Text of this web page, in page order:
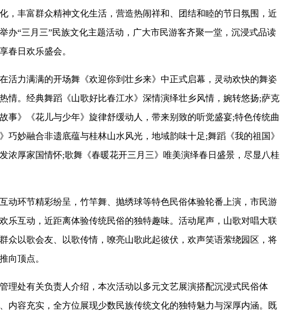
，丰富群众精神文化生活，营造热闹祥和、团结和睦的节日氛围，近
办“三月三”民族文化主题活动，广大市民游客齐聚一堂，沉浸式品读
春日欢乐盛会。
力满满的开场舞《欢迎你到壮乡来》中正式启幕，灵动欢快的舞姿
情。经典舞蹈《山歌好比春江水》深情演绎壮乡风情，婉转悠扬;萨克
事》《花儿与少年》旋律舒缓动人，带来别致的听觉盛宴;特色传统曲
巧妙融合非遗底蕴与桂林山水风光，地域韵味十足;舞蹈《我的祖国》
浓厚家国情怀;歌舞《春暖花开三月三》唯美演绎春日盛景，尽显八桂
环节精彩纷呈，竹竿舞、抛绣球等特色民俗体验轮番上演，市民游
乐互动，近距离体验传统民俗的独特趣味。活动尾声，山歌对唱大联
众以歌会友、以歌传情，嘹亮山歌此起彼伏，欢声笑语萦绕园区，将
向顶点。
处有关负责人介绍，本次活动以多元文艺展演搭配沉浸式民俗体
内容充实，全方位展现少数民族传统文化的独特魅力与深厚内涵。既